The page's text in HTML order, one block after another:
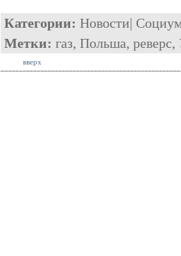
Категории: Новости|
Метки: газ, Польша, реверс,
вверх